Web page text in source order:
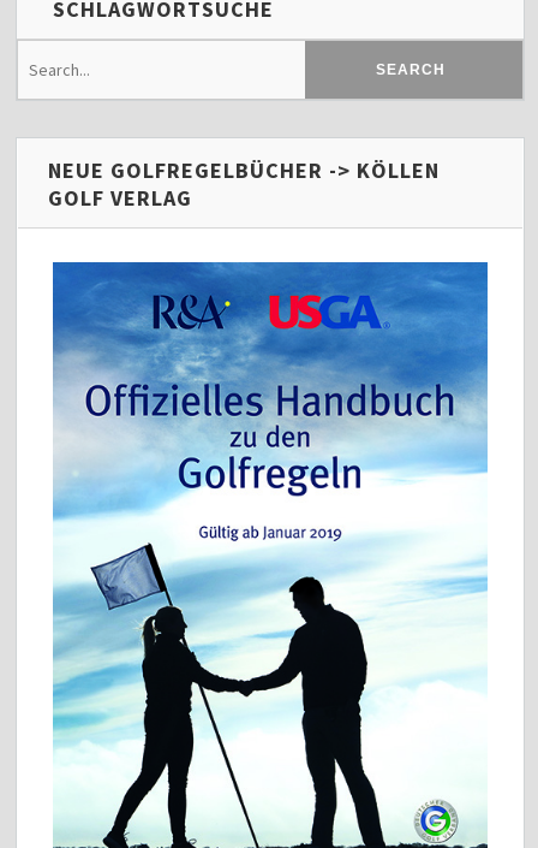
SCHLAGWORTSUCHE
NEUE GOLFREGELBÜCHER -> KÖLLEN
GOLF VERLAG